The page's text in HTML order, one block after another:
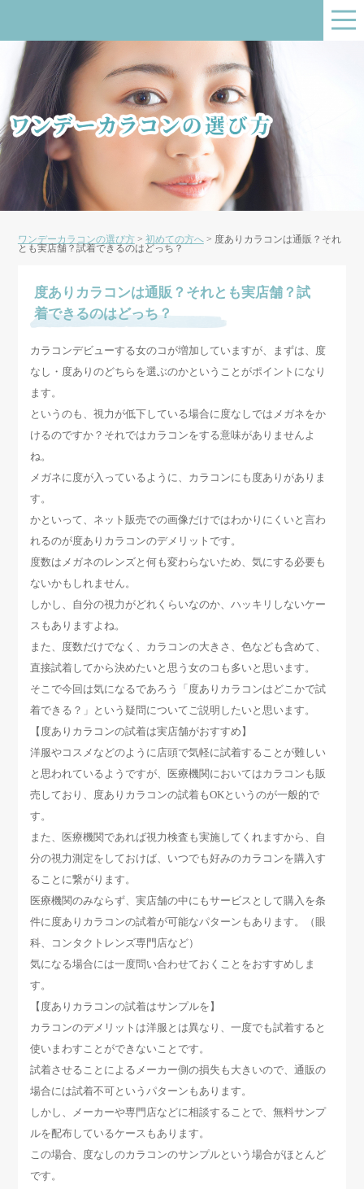
ワンデーカラコンの選び方> 初めての方へ> 度ありカラコンは通販？それ
とも実店舗？試着できるのはどっち？
度ありカラコンは通販？それとも実店舗？試
着できるのはどっち？
カラコンデビューする女のコが増加していますが、まずは、度
なし・度ありのどちらを選ぶのかということがポイントになり
ます。
というのも、視力が低下している場合に度なしではメガネをか
けるのですか？それではカラコンをする意味がありませんよ
ね。
メガネに度が入っているように、カラコンにも度ありがありま
す。
かといって、ネット販売での画像だけではわかりにくいと言わ
れるのが度ありカラコンのデメリットです。
度数はメガネのレンズと何も変わらないため、気にする必要も
ないかもしれません。
しかし、自分の視力がどれくらいなのか、ハッキリしないケー
スもありますよね。
また、度数だけでなく、カラコンの大きさ、色なども含めて、
直接試着してから決めたいと思う女のコも多いと思います。
そこで今回は気になるであろう「度ありカラコンはどこかで試
着できる？」という疑問についてご説明したいと思います。
【度ありカラコンの試着は実店舗がおすすめ】
洋服やコスメなどのように店頭で気軽に試着することが難しい
と思われているようですが、医療機関においてはカラコンも販
売しており、度ありカラコンの試着もOKというのが一般的で
す。
また、医療機関であれば視力検査も実施してくれますから、自
分の視力測定をしておけば、いつでも好みのカラコンを購入す
ることに繋がります。
医療機関のみならず、実店舗の中にもサービスとして購入を条
件に度ありカラコンの試着が可能なパターンもあります。（眼
科、コンタクトレンズ専門店など）
気になる場合には一度問い合わせておくことをおすすめしま
す。
【度ありカラコンの試着はサンプルを】
カラコンのデメリットは洋服とは異なり、一度でも試着すると
使いまわすことができないことです。
試着させることによるメーカー側の損失も大きいので、通販の
場合には試着不可というパターンもあります。
しかし、メーカーや専門店などに相談することで、無料サンプ
ルを配布しているケースもあります。
この場合、度なしのカラコンのサンプルという場合がほとんど
です。